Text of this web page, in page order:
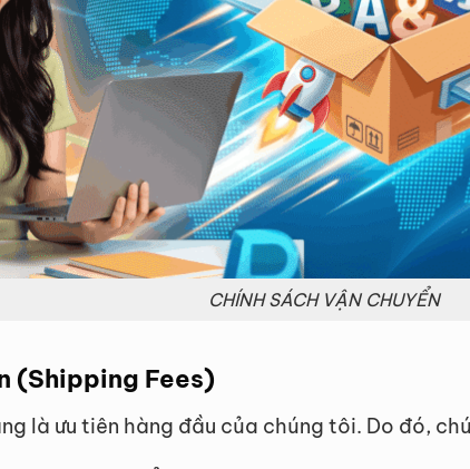
CHÍNH SÁCH VẬN CHUYỂN
(Shipping Fees)
là ưu tiên hàng đầu của chúng tôi. Do đó,